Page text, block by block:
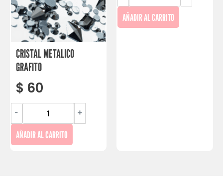
CRISTAL METALICO
GRAFITO
$ 60
- +
AÑADIR AL CARRITO
AÑADIR AL CARRITO